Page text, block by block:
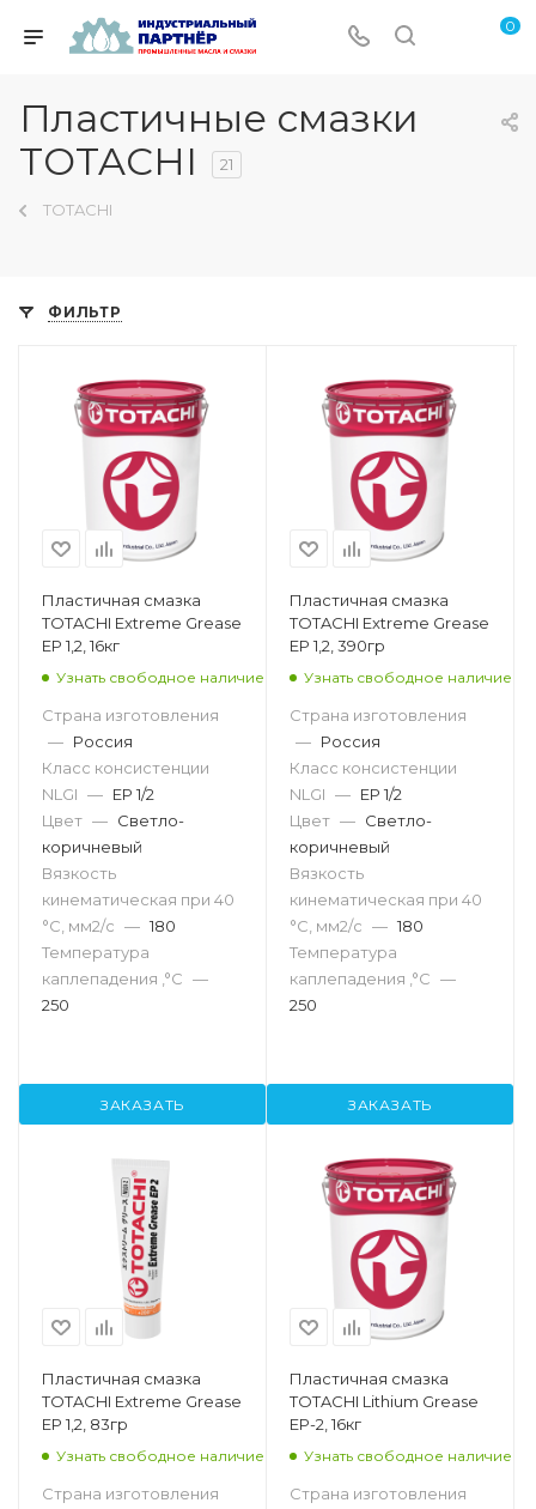
0
Пластичные смазки
TOTACHI
21
TOTACHI
ФИЛЬТР
Пластичная смазка
TOTACHI Extreme Grease
EP 1,2, 16кг
Узнать свободное наличие
Страна изготовления
— Россия
Класс консистенции
NLGI — EP 1/2
Цвет — Светло-
коричневый
Вязкость
кинематическая при 40
°С, мм2/с — 180
Температура
каплепадения ,°C —
250
ЗАКАЗАТЬ
Пластичная смазка
TOTACHI Extreme Grease
EP 1,2, 390гр
Узнать свободное наличие
Страна изготовления
— Россия
Класс консистенции
NLGI — EP 1/2
Цвет — Светло-
коричневый
Вязкость
кинематическая при 40
°С, мм2/с — 180
Температура
каплепадения ,°C —
250
ЗАКАЗАТЬ
Пластичная смазка
TOTACHI Extreme Grease
EP 1,2, 83гр
Узнать свободное наличие
Страна изготовления
Пластичная смазка
TOTACHI Lithium Grease
EP-2, 16кг
Узнать свободное наличие
Страна изготовления